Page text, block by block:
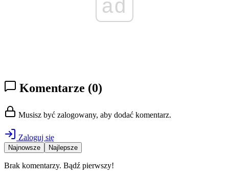
ad
Komentarze (0)
Musisz być zalogowany, aby dodać komentarz.
Zaloguj się
Najnowsze Najlepsze
Brak komentarzy. Bądź pierwszy!